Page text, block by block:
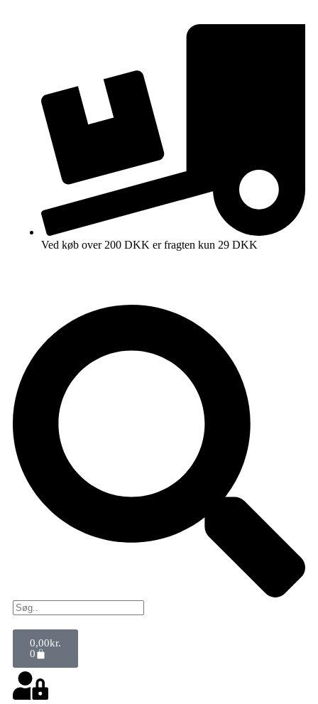
Ved køb over 200 DKK er fragten kun 29 DKK
0,00kr.
0